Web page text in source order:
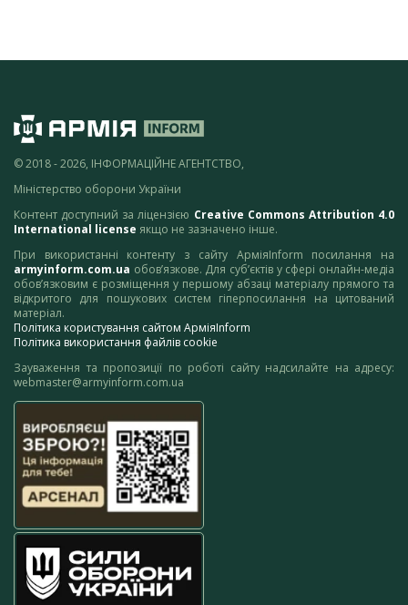
© 2018 - 2026, ІНФОРМАЦІЙНЕ АГЕНТСТВО,
Міністерство оборони України
Контент доступний за ліцензією Creative Commons Attribution 4.0
International license якщо не зазначено інше.
При використанні контенту з сайту АрміяInform посилання на
armyinform.com.ua обов’язкове. Для суб’єктів у сфері онлайн-медіа
обов’язковим є розміщення у першому абзаці матеріалу прямого та
відкритого для пошукових систем гіперпосилання на цитований
матеріал.
Політика користування сайтом АрміяInform
Політика використання файлів cookie
Зауваження та пропозиції по роботі сайту надсилайте на адресу:
webmaster@armyinform.com.ua